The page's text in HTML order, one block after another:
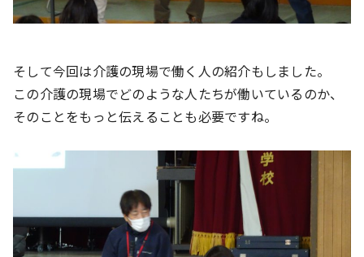
そして今回は介護の現場で働く人の紹介もしました。
この介護の現場でどのような人たちが働いているのか、
そのことをもっと伝えることも必要ですね。